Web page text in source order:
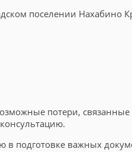
поселении Нахабино
потери,
подготовке важных